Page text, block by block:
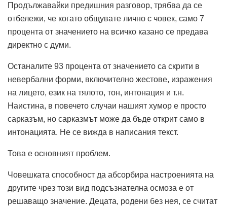
Продължавайки предишния разговор, трябва да се
отбележи, че когато общувате лично с човек, само 7
процента от значението на всичко казано се предава
директно с думи.
Останалите 93 процента от значението са скрити в
невербални форми, включително жестове, изражения
на лицето, език на тялото, тон, интонация и т.н.
Наистина, в повечето случаи нашият хумор е просто
сарказъм, но сарказмът може да бъде открит само в
интонацията. Не се вижда в написания текст.
Това е основният проблем.
Човешката способност да абсорбира настроенията на
другите чрез този вид подсъзнателна осмоза е от
решаващо значение. Децата, родени без нея, се считат